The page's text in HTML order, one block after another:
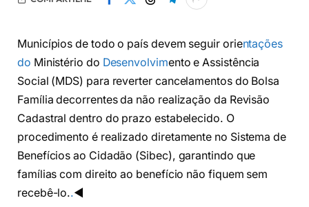
Municípios de todo o país devem seguir orientações
do Ministério do Desenvolvimento e Assistência
Social (MDS) para reverter cancelamentos do Bolsa
Família decorrentes da não realização da Revisão
Cadastral dentro do prazo estabelecido. O
procedimento é realizado diretamente no Sistema de
Benefícios ao Cidadão (Sibec), garantindo que
famílias com direito ao benefício não fiquem sem
recebê-lo..◀️